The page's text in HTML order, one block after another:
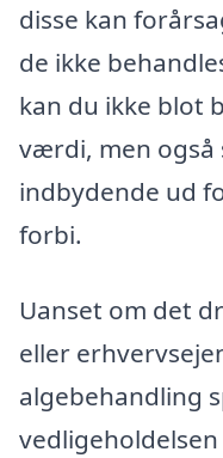
disse kan
de ikke
kan du ikke blot
værdi, men også
indbydende ud
forbi.
Uanset om det
eller
algebehandling